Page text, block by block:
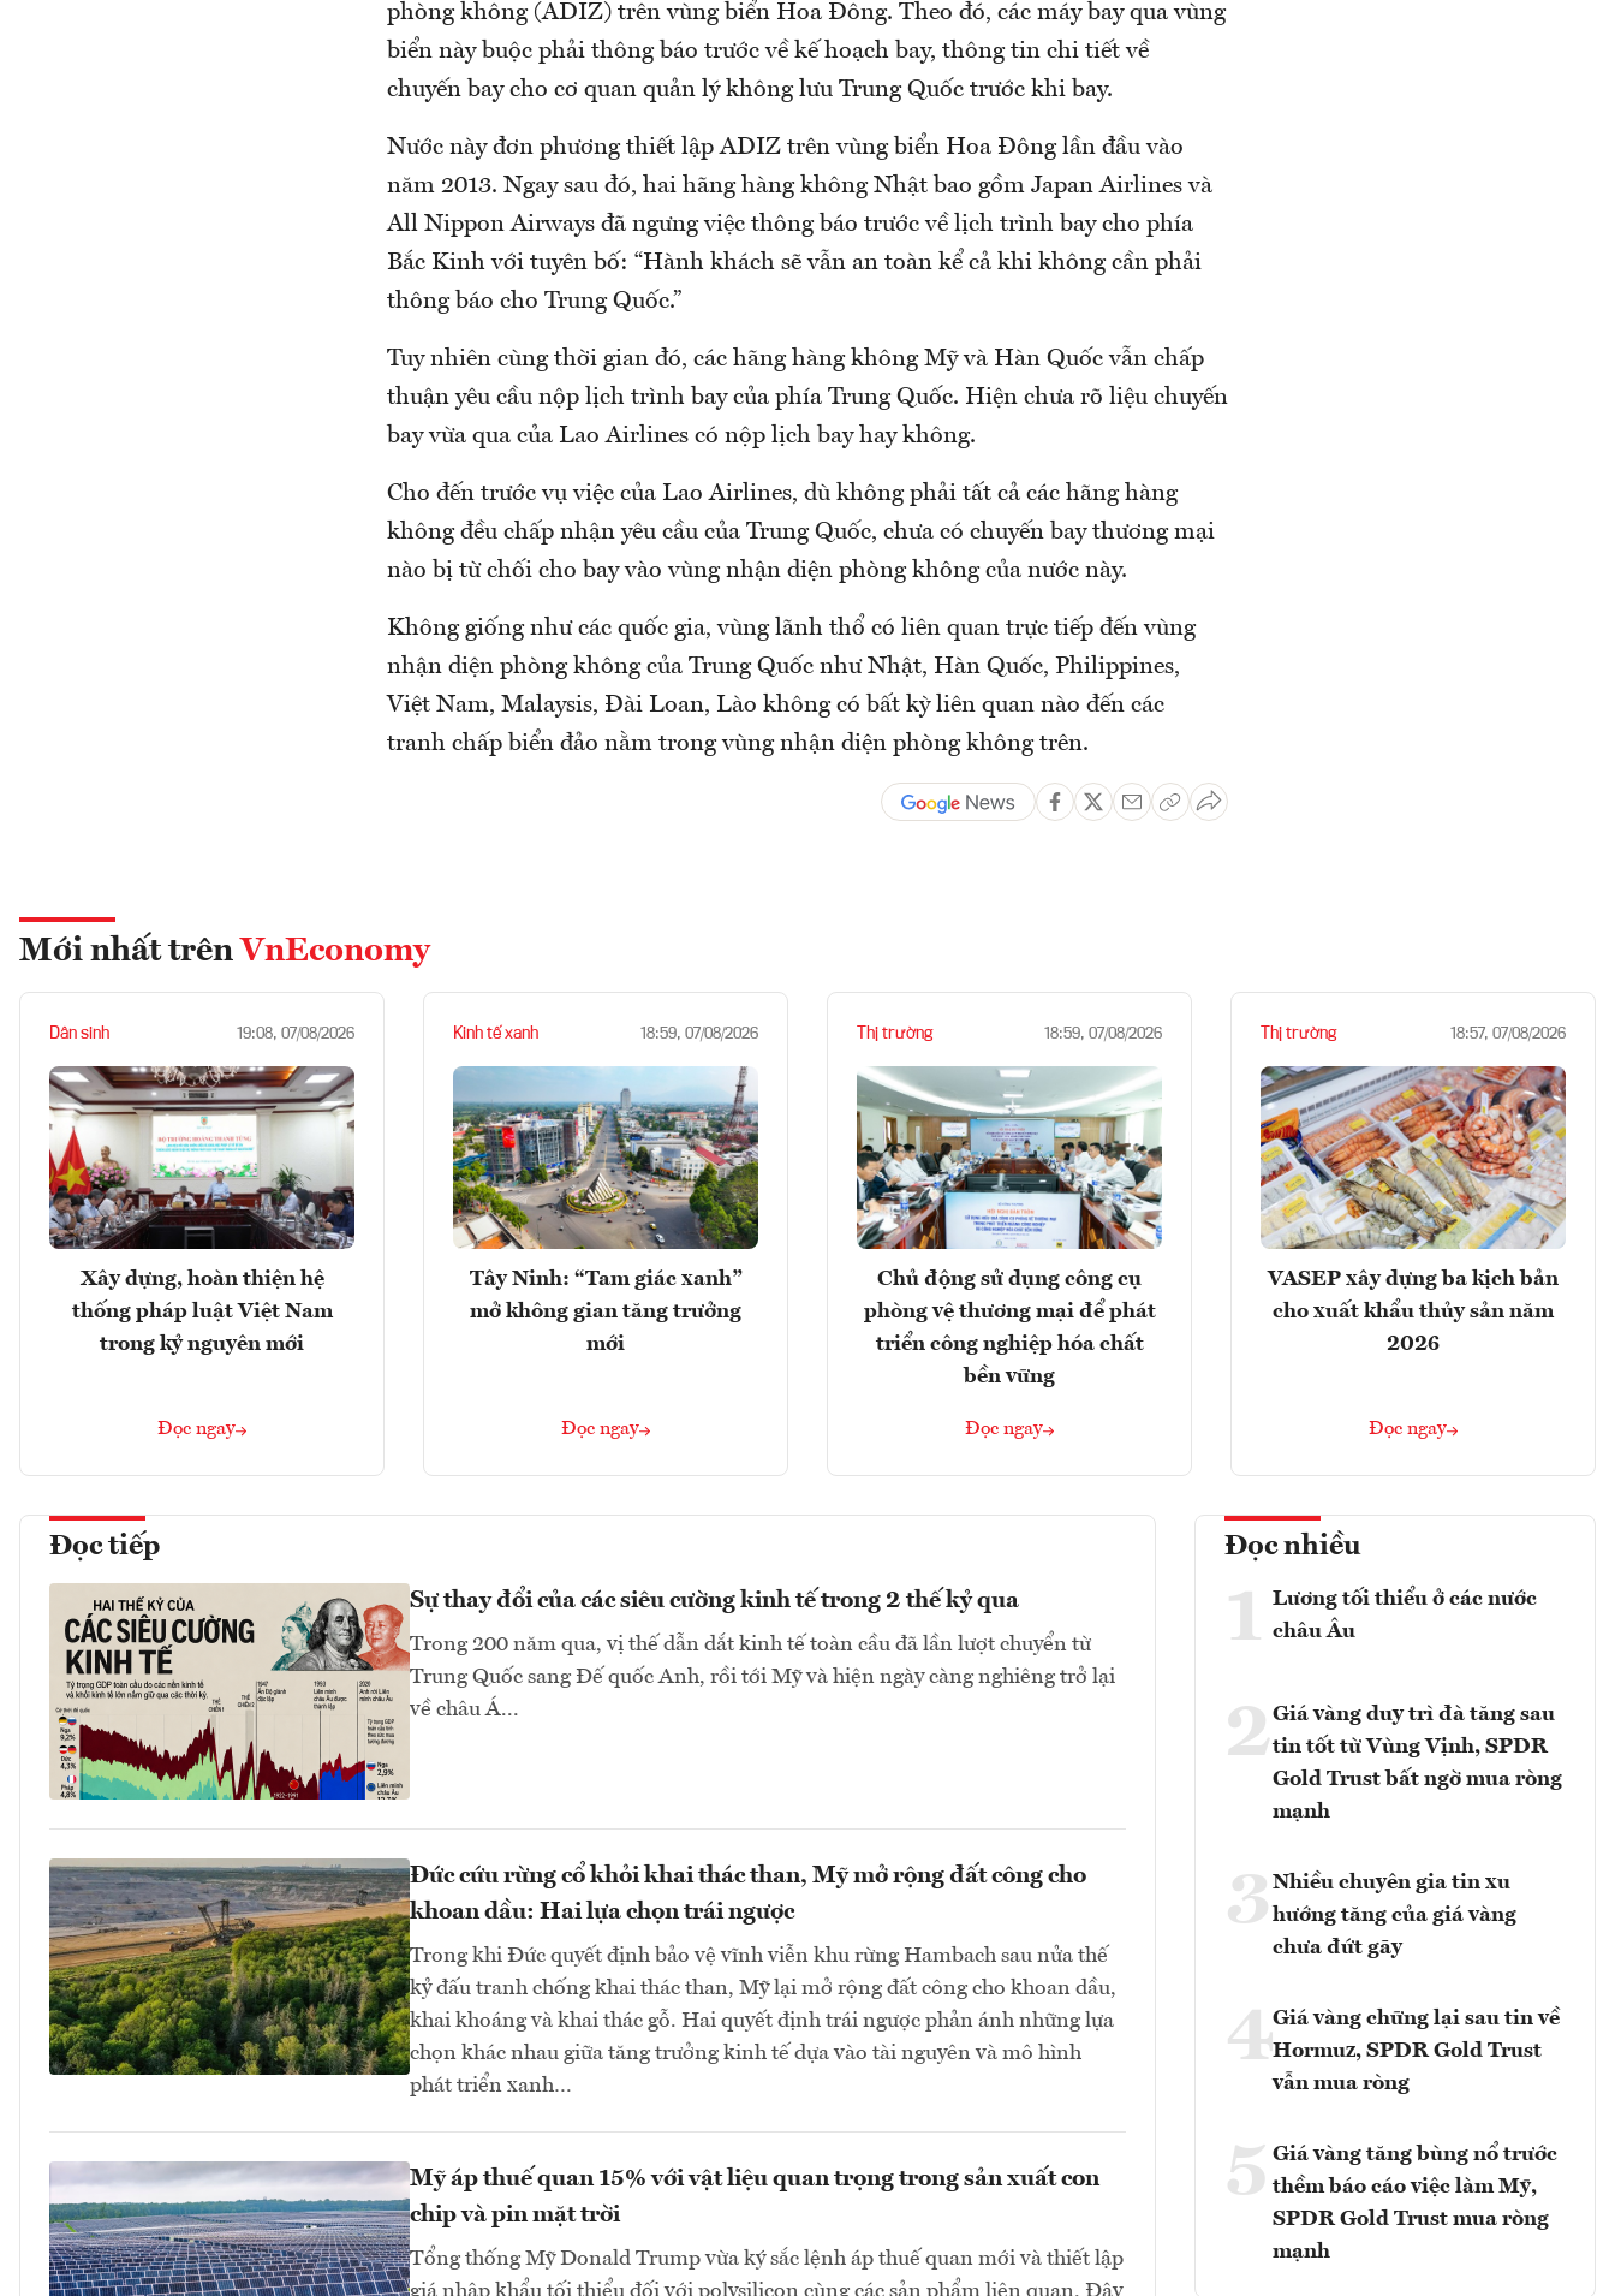
phòng không (ADIZ) trên vùng biển Hoa Đông. Theo đó, các máy bay qua vùng
biển này buộc phải thông báo trước về kế hoạch bay, thông tin chi tiết về
chuyến bay cho cơ quan quản lý không lưu Trung Quốc trước khi bay.
Nước này đơn phương thiết lập ADIZ trên vùng biển Hoa Đông lần đầu vào
năm 2013. Ngay sau đó, hai hãng hàng không Nhật bao gồm Japan Airlines và
All Nippon Airways đã ngưng việc thông báo trước về lịch trình bay cho phía
Bắc Kinh với tuyên bố: “Hành khách sẽ vẫn an toàn kể cả khi không cần phải
thông báo cho Trung Quốc.”
Tuy nhiên cùng thời gian đó, các hãng hàng không Mỹ và Hàn Quốc vẫn chấp
thuận yêu cầu nộp lịch trình bay của phía Trung Quốc. Hiện chưa rõ liệu chuyến
bay vừa qua của Lao Airlines có nộp lịch bay hay không.
Cho đến trước vụ việc của Lao Airlines, dù không phải tất cả các hãng hàng
không đều chấp nhận yêu cầu của Trung Quốc, chưa có chuyến bay thương mại
nào bị từ chối cho bay vào vùng nhận diện phòng không của nước này.
Không giống như các quốc gia, vùng lãnh thổ có liên quan trực tiếp đến vùng
nhận diện phòng không của Trung Quốc như Nhật, Hàn Quốc, Philippines,
Việt Nam, Malaysis, Đài Loan, Lào không có bất kỳ liên quan nào đến các
tranh chấp biển đảo nằm trong vùng nhận diện phòng không trên.
Mới nhất trên VnEconomy
Dân sinh 19:08, 07/08/2026
Xây dựng, hoàn thiện hệ
thống pháp luật Việt Nam
trong kỷ nguyên mới
Đọc ngay
Kinh tế xanh 18:59, 07/08/2026
Tây Ninh: “Tam giác xanh”
mở không gian tăng trưởng
mới
Đọc ngay
Thị trường 18:59, 07/08/2026
Chủ động sử dụng công cụ
phòng vệ thương mại để phát
triển công nghiệp hóa chất
bền vững
Đọc ngay
Thị trường 18:57, 07/08/2026
VASEP xây dựng ba kịch bản
cho xuất khẩu thủy sản năm
2026
Đọc ngay
Đọc tiếp
Sự thay đổi của các siêu cường kinh tế trong 2 thế kỷ qua
Trong 200 năm qua, vị thế dẫn dắt kinh tế toàn cầu đã lần lượt chuyển từ
Trung Quốc sang Đế quốc Anh, rồi tới Mỹ và hiện ngày càng nghiêng trở lại
về châu Á...
Đức cứu rừng cổ khỏi khai thác than, Mỹ mở rộng đất công cho
khoan dầu: Hai lựa chọn trái ngược
Trong khi Đức quyết định bảo vệ vĩnh viễn khu rừng Hambach sau nửa thế
kỷ đấu tranh chống khai thác than, Mỹ lại mở rộng đất công cho khoan dầu,
khai khoáng và khai thác gỗ. Hai quyết định trái ngược phản ánh những lựa
chọn khác nhau giữa tăng trưởng kinh tế dựa vào tài nguyên và mô hình
phát triển xanh…
Mỹ áp thuế quan 15% với vật liệu quan trọng trong sản xuất con
chip và pin mặt trời
Tổng thống Mỹ Donald Trump vừa ký sắc lệnh áp thuế quan mới và thiết lập
giá nhập khẩu tối thiểu đối với polysilicon cùng các sản phẩm liên quan. Đây
Đọc nhiều
1 Lương tối thiểu ở các nước
châu Âu
2Giá vàng duy trì đà tăng sau
tin tốt từ Vùng Vịnh, SPDR
Gold Trust bất ngờ mua ròng
mạnh
3 Nhiều chuyên gia tin xu
hướng tăng của giá vàng
chưa đứt gãy
4Giá vàng chững lại sau tin về
Hormuz, SPDR Gold Trust
vẫn mua ròng
5 Giá vàng tăng bùng nổ trước
thềm báo cáo việc làm Mỹ,
SPDR Gold Trust mua ròng
mạnh